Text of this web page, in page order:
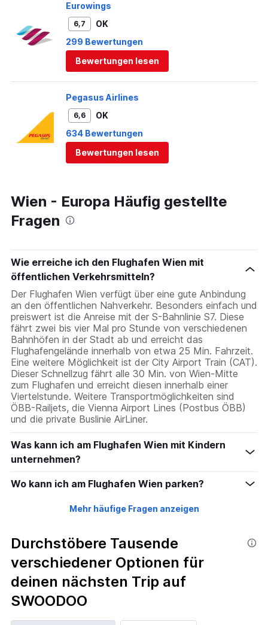
Eurowings
6,7
OK
299 Bewertungen
Bewertungen lesen
Pegasus Airlines
6,6
OK
634 Bewertungen
Bewertungen lesen
Wien - Europa Häufig gestellte
Fragen
Wie erreiche ich den Flughafen Wien mit
öffentlichen Verkehrsmitteln?
Der Flughafen Wien verfügt über eine gute Anbindung
an den öffentlichen Nahverkehr. Besonders einfach und
preiswert ist die Anreise mit der S-Bahnlinie S7. Diese
fährt zwei bis vier Mal pro Stunde von verschiedenen
Bahnhöfen in der Stadt ab und erreicht das
Flughafengelände innerhalb von etwa 25 Min. Fahrzeit.
Eine weitere Möglichkeit ist der City Airport Train (CAT).
Dieser Schnellzug fährt alle 30 Min. von Wien-Mitte
zum Flughafen und erreicht diesen innerhalb einer
Viertelstunde. Weitere Transportmöglichkeiten sind
ÖBB-Railjets, die Vienna Airport Lines (Postbus ÖBB)
und die private Buslinie AirLiner.
Was kann ich am Flughafen Wien mit Kindern
unternehmen?
Wo kann ich am Flughafen Wien parken?
Mehr häufige Fragen anzeigen
Durchstöbere Tausende
verschiedener Optionen für
deinen nächsten Trip auf
SWOODOO